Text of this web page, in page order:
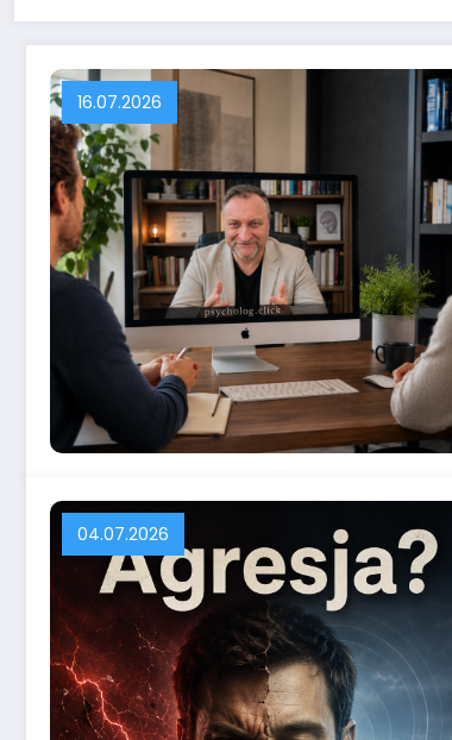
16.07.2026
04.07.2026